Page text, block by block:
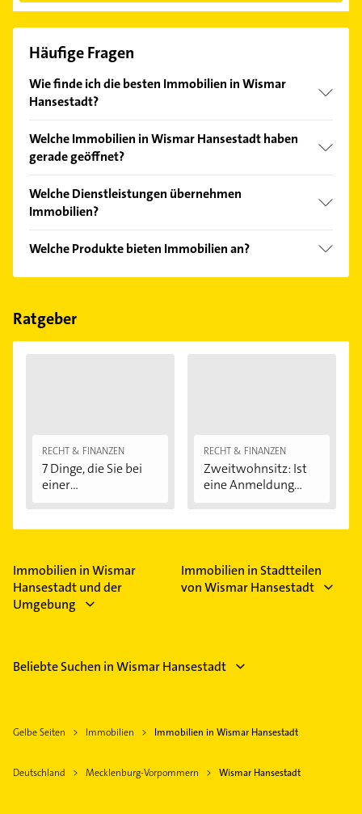
Häufige Fragen
Wie finde ich die besten Immobilien in Wismar
Hansestadt?
Kundenmeinungen und profitieren Sie von den
Empfehlungen. Die Suchergebnisse können Sie sich
Welche Immobilien in Wismar Hansestadt haben
gerade geöffnet?
Bitte beachten Sie, dass diese an Sonn- und
Feiertagen abweichen können.
Welche Dienstleistungen übernehmen
Immobilien?
Hausverwaltung, Immobilienverkauf,
Immobilienverwaltung, Immobilienvermietung und
Welche Produkte bieten Immobilien an?
Das Angebot umfasst unter anderem
Ferienwohnungen, Gewerbeimmobilien und
Häuser.
Ratgeber
RECHT & FINANZEN
7 Dinge, die Sie bei
einer
RECHT & FINANZEN
Zweitwohnsitz: Ist
eine Anmeldung...
Immobilien in Wismar
Hansestadt und der
Umgebung
Immobilien in Stadtteilen
von Wismar Hansestadt
Beliebte Suchen in Wismar Hansestadt
Gelbe Seiten Immobilien Immobilien in Wismar Hansestadt
Deutschland Mecklenburg-Vorpommern Wismar Hansestadt